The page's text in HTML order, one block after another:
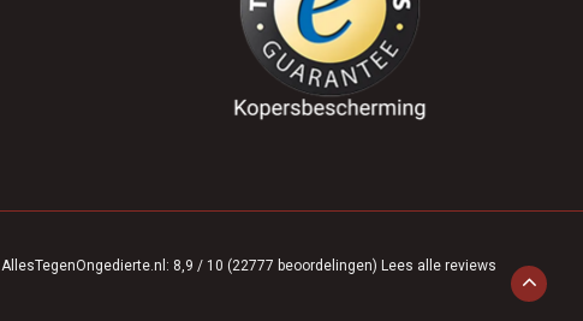
AllesTegenOngedierte.nl : 8,9 / 10 (22777 beoordelingen) Lees alle reviews